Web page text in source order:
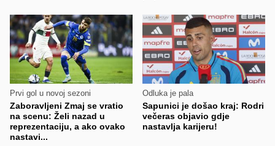
Prvi gol u novoj sezoni
Zaboravljeni Zmaj se vratio
na scenu: Želi nazad u
reprezentaciju, a ako ovako
nastavi...
Odluka je pala
Sapunici je došao kraj: Rodri
večeras objavio gdje
nastavlja karijeru!